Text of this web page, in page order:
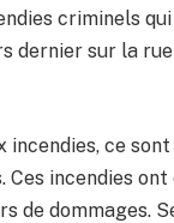
criminels
dernier sur la
incendies, ce sont
Ces incendies
de dommages.